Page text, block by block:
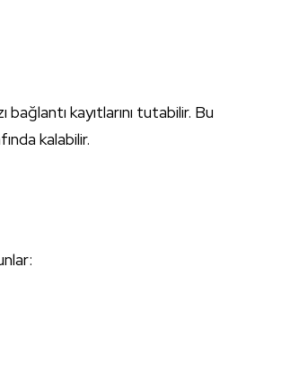
kayıtlarını tutabilir. Bu
kalabilir.